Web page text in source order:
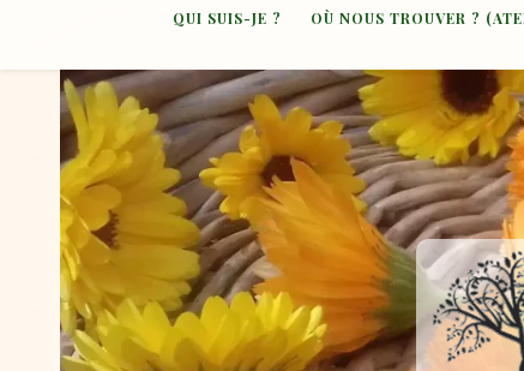
QUI SUIS-JE ? OÙ NOUS TROUVER ?